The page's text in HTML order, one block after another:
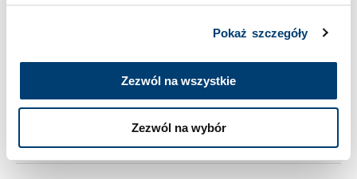
Pokaż szczegóły
Zezwól na wszystkie
Zezwól na wybór